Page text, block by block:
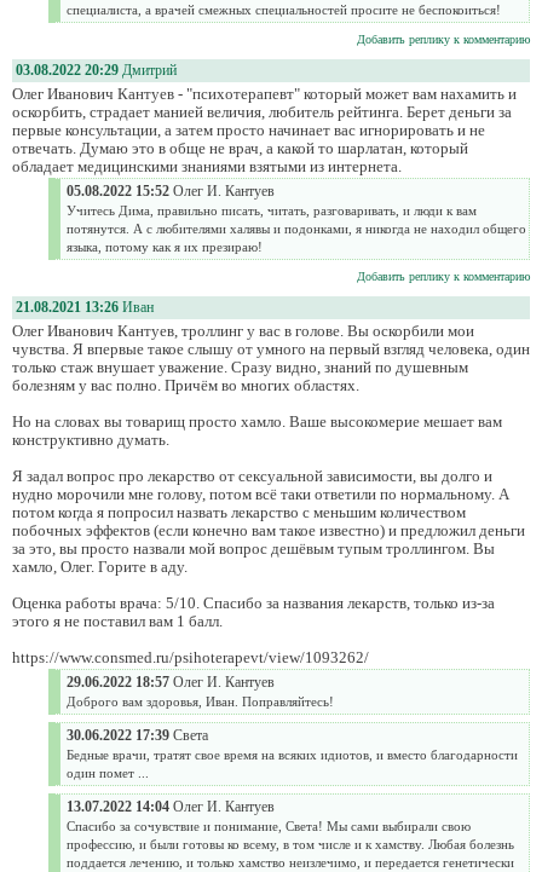
специалиста, а врачей смежных специальностей просите не беспокоиться!
Добавить реплику к комментарию
03.08.2022 20:29 Дмитрий
Олег Иванович Кантуев - "психотерапевт" который может вам нахамить и
оскорбить, страдает манией величия, любитель рейтинга. Берет деньги за
первые консультации, а затем просто начинает вас игнорировать и не
отвечать. Думаю это в обще не врач, а какой то шарлатан, который
обладает медицинскими знаниями взятыми из интернета.
05.08.2022 15:52 Олег И. Кантуев
Учитесь Дима, правильно писать, читать, разговаривать, и люди к вам
потянутся. А с любителями халявы и подонками, я никогда не находил общего
языка, потому как я их презираю!
Добавить реплику к комментарию
21.08.2021 13:26 Иван
Олег Иванович Кантуев, троллинг у вас в голове. Вы оскорбили мои
чувства. Я впервые такое слышу от умного на первый взгляд человека, один
только стаж внушает уважение. Сразу видно, знаний по душевным
болезням у вас полно. Причём во многих областях.
Но на словах вы товарищ просто хамло. Ваше высокомерие мешает вам
конструктивно думать.
Я задал вопрос про лекарство от сексуальной зависимости, вы долго и
нудно морочили мне голову, потом всё таки ответили по нормальному. А
потом когда я попросил назвать лекарство с меньшим количеством
побочных эффектов (если конечно вам такое известно) и предложил деньги
за это, вы просто назвали мой вопрос дешёвым тупым троллингом. Вы
хамло, Олег. Горите в аду.
Оценка работы врача: 5/10. Спасибо за названия лекарств, только из-за
этого я не поставил вам 1 балл.
https://www.consmed.ru/psihoterapevt/view/1093262/
29.06.2022 18:57 Олег И. Кантуев
Доброго вам здоровья, Иван. Поправляйтесь!
30.06.2022 17:39 Света
Бедные врачи, тратят свое время на всяких идиотов, и вместо благодарности
один помет ...
13.07.2022 14:04 Олег И. Кантуев
Спасибо за сочувствие и понимание, Света! Мы сами выбирали свою
профессию, и были готовы ко всему, в том числе и к хамству. Любая болезнь
поддается лечению, и только хамство неизлечимо, и передается генетически